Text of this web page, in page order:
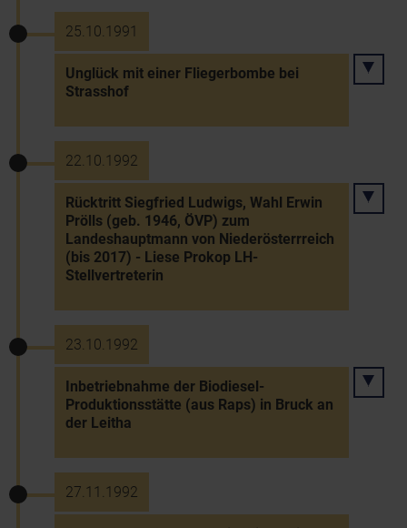
25.10.1991
Unglück mit einer Fliegerbombe bei
Strasshof
22.10.1992
Rücktritt Siegfried Ludwigs, Wahl Erwin
Prölls (geb. 1946, ÖVP) zum
Landeshauptmann von Niederösterrreich
(bis 2017) - Liese Prokop LH-
Stellvertreterin
23.10.1992
Inbetriebnahme der Biodiesel-
Produktionsstätte (aus Raps) in Bruck an
der Leitha
27.11.1992